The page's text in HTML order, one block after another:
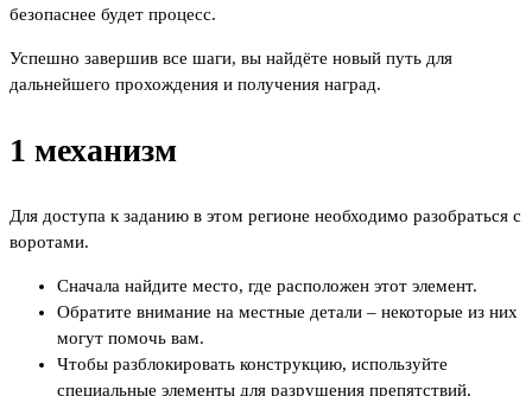
безопаснее будет процесс.
Успешно завершив все шаги, вы найдёте новый путь для
дальнейшего прохождения и получения наград.
1 механизм
Для доступа к заданию в этом регионе необходимо разобраться с
воротами.
Сначала найдите место, где расположен этот элемент.
Обратите внимание на местные детали – некоторые из них
могут помочь вам.
Чтобы разблокировать конструкцию, используйте
специальные элементы для разрушения препятствий.